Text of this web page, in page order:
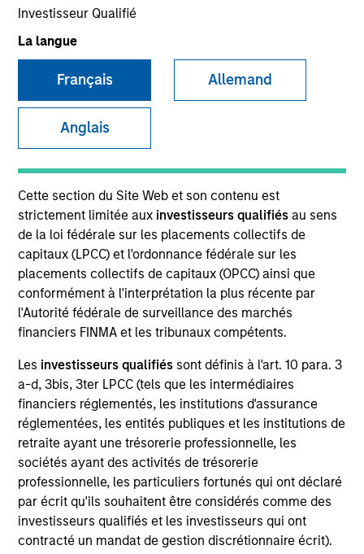
Investisseur Qualifié
La langue
Français Allemand
Anglais
Cette section du Site Web et son contenu est
strictement limitée aux investisseurs qualifiésau sens
de la loi fédérale sur les placements collectifs de
capitaux (LPCC) et l'ordonnance fédérale sur les
placements collectifs de capitaux (OPCC) ainsi que
conformément à l'interprétation la plus récente par
l'Autorité fédérale de surveillance des marchés
financiers FINMA et les tribunaux compétents.
Les investisseurs qualifiés sont définis à l'art. 10 para. 3
a-d, 3bis, 3ter LPCC (tels que les intermédiaires
financiers réglementés, les institutions d'assurance
réglementées, les entités publiques et les institutions de
retraite ayant une trésorerie professionnelle, les
sociétés ayant des activités de trésorerie
professionnelle, les particuliers fortunés qui ont déclaré
par écrit qu'ils souhaitent être considérés comme des
investisseurs qualifiés et les investisseurs qui ont
contracté un mandat de gestion discrétionnaire écrit).
Technology
COUNTRY
United States
Invested on
Oct 2016
Realization Date
Jan 2018
Exit Type
Trade Sale
Provider of antennas and radio frequency chips to the